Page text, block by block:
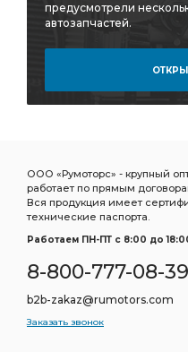
предусмотрели
автозапчастей.
ООО «Румоторс» - крупный
работает по прямым
Вся продукция имеет
технические паспорта.
Работаем ПН-ПТ c 8:00 до
8-800-777-08-39
b2b-zakaz@rumotors.com
Заказать звонок